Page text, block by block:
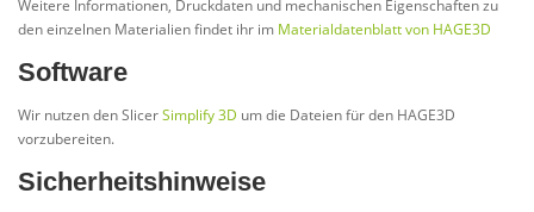
Weitere Informationen, Druckdaten und mechanischen Eigenschaften zu
den einzelnen Materialien findet ihr im Materialdatenblatt von HAGE3D
Software
Wir nutzen den SlicerSimplify 3D um die Dateien für den HAGE3D
vorzubereiten.
Sicherheitshinweise